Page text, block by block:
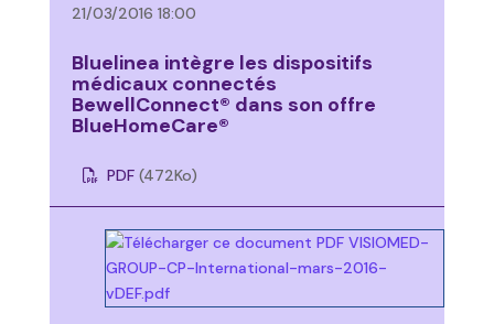
21/03/2016 18:00
Bluelinea intègre les dispositifs
médicaux connectés
BewellConnect® dans son offre
BlueHomeCare®
PDF (472Ko)